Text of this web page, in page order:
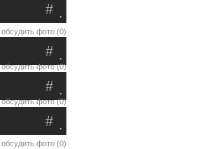
.
#
обсудить фото (0)
.
#
обсудить фото (0)
.
#
обсудить фото (0)
.
#
обсудить фото (0)